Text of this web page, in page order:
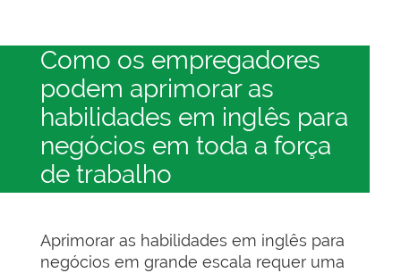
Como os empregadores
podem aprimorar as
habilidades em inglês para
negócios em toda a força
de trabalho
Aprimorar as habilidades em inglês para
negócios em grande escala requer uma